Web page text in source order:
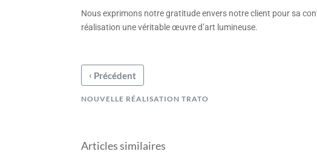
Nous exprimons notre gratitude envers notre client pour sa
réalisation une véritable œuvre d’art lumineuse.
‹ Précédent
NOUVELLE RÉALISATION TRATO
Articles similaires